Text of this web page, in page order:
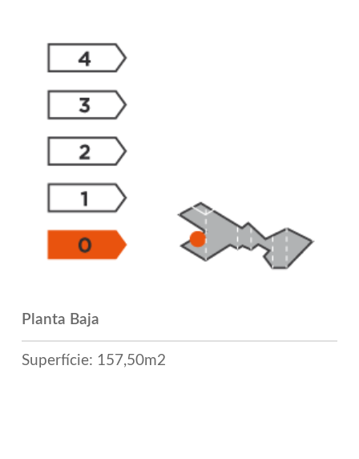
Planta Baja
Superfície: 157,50m2